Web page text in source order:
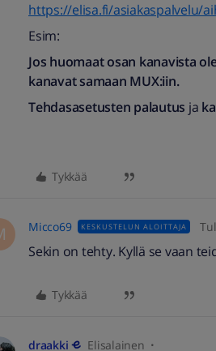
https://elisa.fi/asiakaspalvelu/
Esim:
Jos huomaat osan kanavista
kanavat samaan MUX:iin.
Tehdasasetusten palautus ja
Tykkää
Micco69 KESKUSTELUN ALOITTAJA
Sekin on tehty. Kyllä se vaan
Tykkää
draakki Elisalainen